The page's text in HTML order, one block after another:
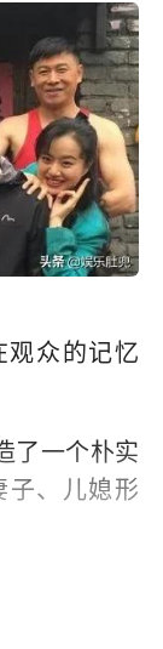
观众的记忆
了一个朴实
子、儿媳形
马喜凤”，